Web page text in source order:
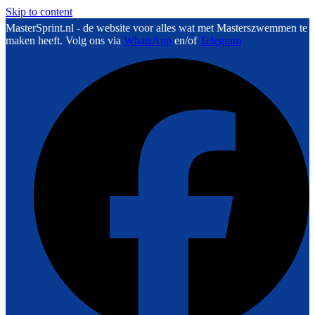
Skip to content
MasterSprint.nl - de website voor alles wat met Masterszwemmen te
maken heeft. Volg ons via WhatsApp en/ofTelegram